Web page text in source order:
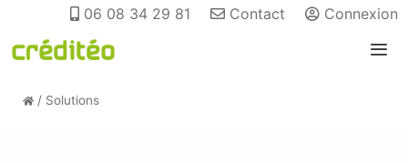
06 08 34 29 81 Contact Connexion
/ Solutions